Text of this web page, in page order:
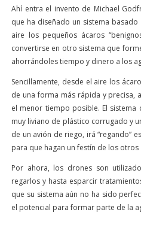
Ahí entra el invento de Michael
que ha diseñado un sistema
aire los pequeños ácaros
convertirse en otro sistema que
ahorrándoles tiempo y dinero a los
Sencillamente, desde el aire los
de una forma más rápida y precisa,
el menor tiempo posible. El sistema
muy liviano de plástico corrugado y
de un avión de riego, irá “regando”
para que hagan un festín de los otros
Por ahora, los drones son
regarlos y hasta esparcir
que su sistema aún no ha sido
el potencial para formar parte de la